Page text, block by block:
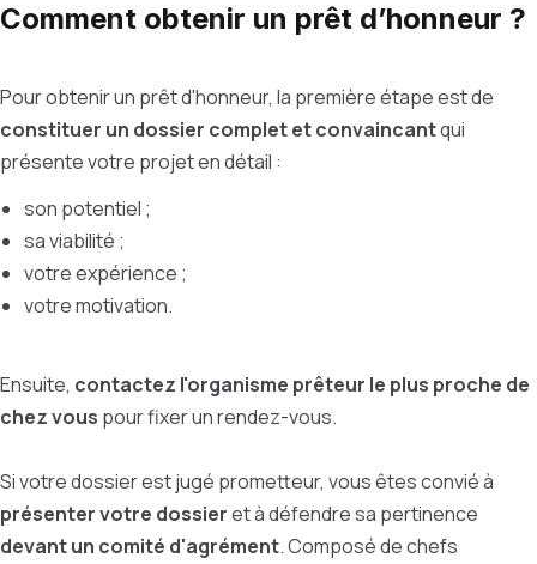
Comment obtenir un prêt d’honneur ?
Pour obtenir un prêt d'honneur, la première étape est de
constituer un dossier completet convaincantqui
présente votre projet en détail :
son potentiel ;
sa viabilité ;
votre expérience ;
votre motivation.
Ensuite, contactez l'organisme prêteur le plus proche de
chez vous pour fixer un rendez-vous.
Si votre dossier est jugé prometteur, vous êtes convié à
présenter votre dossieret à défendre sa pertinence
devant un comité d'agrément. Composé de chefs